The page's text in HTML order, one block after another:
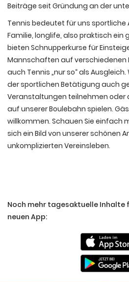
Beiträge seit Gründung an der
Tennis bedeutet für uns
Familie, longlife, also praktisch ein
bieten Schnupperkurse für
Mannschaften auf verschiedenen
auch Tennis „nur so“ als
der sportlichen Betätigung auch
Veranstaltungen teilnehmen oder
auf unserer Boulebahn spielen.
willkommen. Schauen Sie einfach
sich ein Bild von unserer schönen
unkomplizierten Vereinsleben.
Noch mehr tagesaktuelle Inhalte
neuen App: